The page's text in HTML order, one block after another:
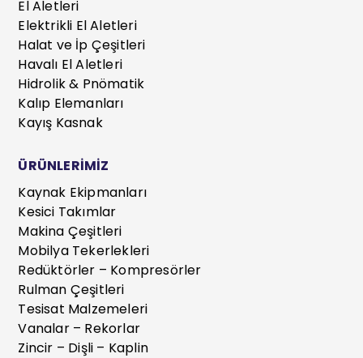
El Aletleri
Elektrikli El Aletleri
Halat ve İp Çeşitleri
Havalı El Aletleri
Hidrolik & Pnömatik
Kalıp Elemanları
Kayış Kasnak
ÜRÜNLERİMİZ
Kaynak Ekipmanları
Kesici Takımlar
Makina Çeşitleri
Mobilya Tekerlekleri
Redüktörler – Kompresörler
Rulman Çeşitleri
Tesisat Malzemeleri
Vanalar – Rekorlar
Zincir – Dişli – Kaplin